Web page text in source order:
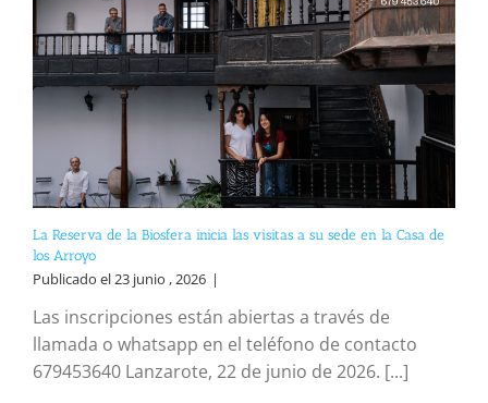
La Reserva de la Biosfera inicia las visitas a su sede en la Casa de
los Arroyo
Publicado el 23 junio , 2026 |
Las inscripciones están abiertas a través de
llamada o whatsapp en el teléfono de contacto
679453640 Lanzarote, 22 de junio de 2026. [...]